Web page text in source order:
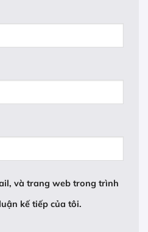
và trang web trong trình
kế tiếp của tôi.